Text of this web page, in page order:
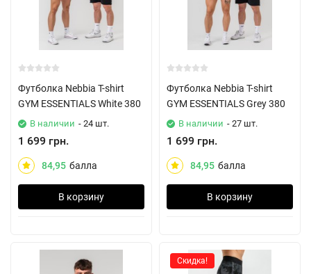
Футболка Nebbia T-shirt
GYM ESSENTIALS White 380
В наличии - 24 шт.
1 699 грн.
84,95 балла
В корзину
Футболка Nebbia T-shirt
GYM ESSENTIALS Grey 380
В наличии - 27 шт.
1 699 грн.
84,95 балла
В корзину
Скидка!